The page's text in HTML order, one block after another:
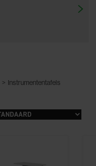
> Instrumententafels